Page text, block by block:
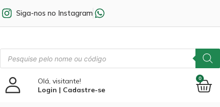
Siga-nos no Instagram
Olá, visitante!
Login | Cadastre-se
0